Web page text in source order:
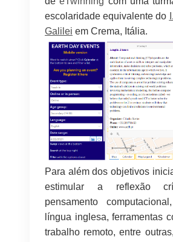
escolaridade equivalente do
Galilei em Crema, Itália.
Para além dos objetivos
estimular a reflexão
pensamento
língua inglesa, ferramentas
trabalho remoto, entre